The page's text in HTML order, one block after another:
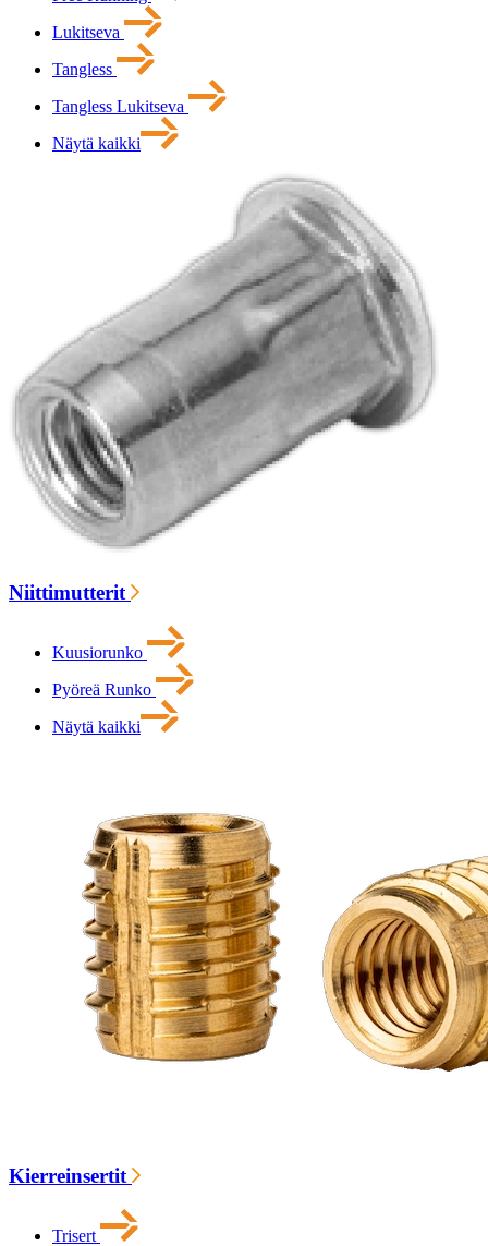
Lukitseva
Tangless
Tangless Lukitseva
Näytä kaikki
Niittimutterit
Kuusiorunko
Pyöreä Runko
Näytä kaikki
Kierreinsertit
Trisert